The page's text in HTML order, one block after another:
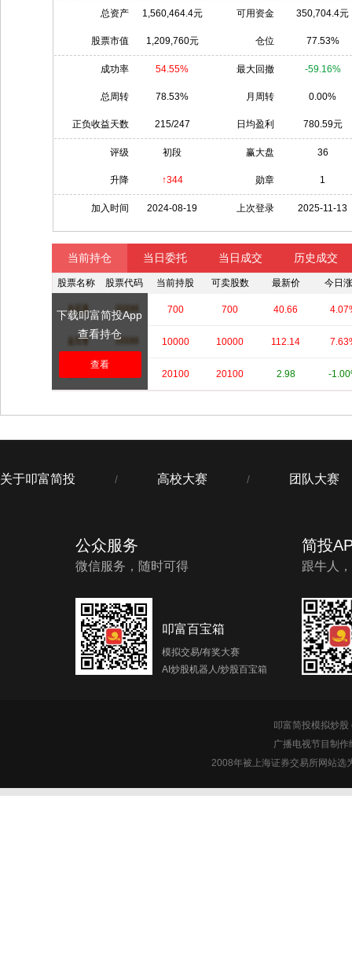
总资产 1,560,464.4元 可用资金 350,704.4元
股票市值 1,209,760元 仓位 77.53%
成功率 54.55% 最大回撤 -59.16%
总周转 78.53% 月周转 0.00%
正负收益天数 215/247 日均盈利 780.59元
评级 初段 赢大盘 36
升降 ↑344 勋章 1
加入时间 2024-08-19 上次登录 2025-11-13
当前持仓 当日委托 当日成交 历史成交
股票名称 股票代码 当前持股 可卖股数 最新价 今日
**** **** 700 700 40.66
**** **** 10000 10000 112.14
20100 20100 2.98 -
下载叩富简投App
查看持仓
查看
关于叩富简投 / 高校大赛 / 团队大赛
公众服务
微信服务，随时可得
叩富百宝箱
模拟交易/有奖大赛
AI炒股机器人/炒股百宝箱
简投
跟牛人
叩富简投模拟炒
广播电视节目制
2008年被上海证券交易所网站选